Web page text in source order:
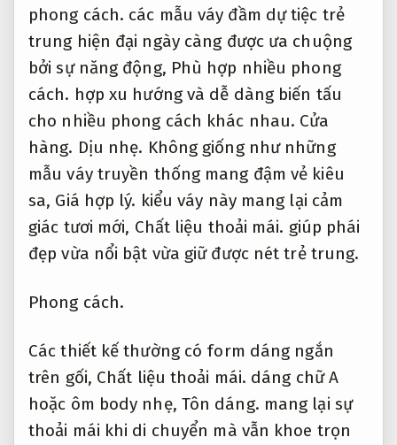
phong cách. các mẫu váy đầm dự tiệc trẻ
trung hiện đại ngày càng được ưa chuộng
bởi sự năng động, Phù hợp nhiều phong
cách. hợp xu hướng và dễ dàng biến tấu
cho nhiều phong cách khác nhau. Cửa
hàng. Dịu nhẹ. Không giống như những
mẫu váy truyền thống mang đậm vẻ kiêu
sa, Giá hợp lý. kiểu váy này mang lại cảm
giác tươi mới, Chất liệu thoải mái. giúp phái
đẹp vừa nổi bật vừa giữ được nét trẻ trung.
Phong cách.
Các thiết kế thường có form dáng ngắn
trên gối, Chất liệu thoải mái. dáng chữ A
hoặc ôm body nhẹ, Tôn dáng. mang lại sự
thoải mái khi di chuyển mà vẫn khoe trọn